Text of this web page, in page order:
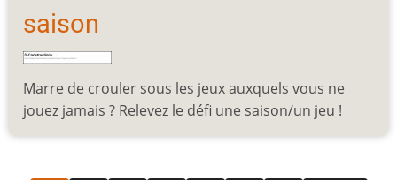
saison
Marre de crouler sous les jeux auxquels vous ne
jouez jamais ? Relevez le défi une saison/un jeu !